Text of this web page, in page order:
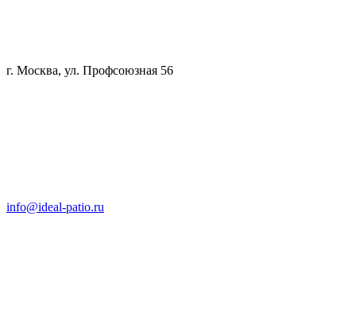
г. Москва, ул. Профсоюзная 56
info@ideal-patio.ru